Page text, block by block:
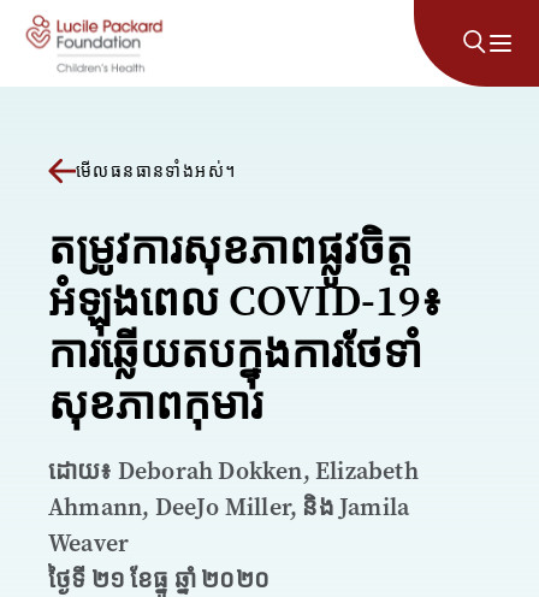
រំលងទៅមាតិកា
មើលធនធានទាំងអស់។
តម្រូវការសុខភាពផ្លូវចិត្ត
អំឡុងពេល COVID-19៖
ការឆ្លើយតបក្នុងការថែទាំ
សុខភាពកុមារ
ដោយ៖ Deborah Dokken, Elizabeth
Ahmann, DeeJo Miller, និង Jamila
Weaver
ថ្ងៃទី ២១ ខែធ្នូ ឆ្នាំ ២០២០